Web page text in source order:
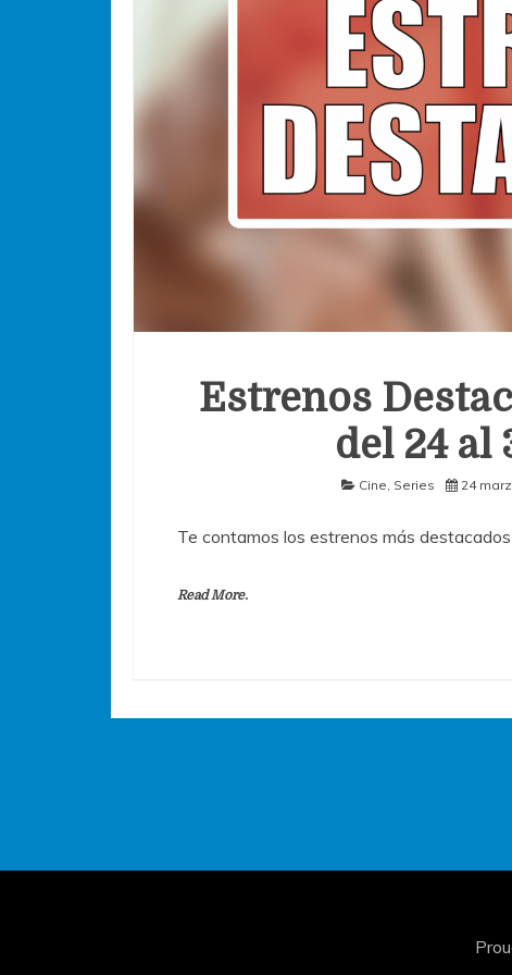
Estrenos
del 24 al
Cine Series 24
Te contamos los estrenos más
Read More.